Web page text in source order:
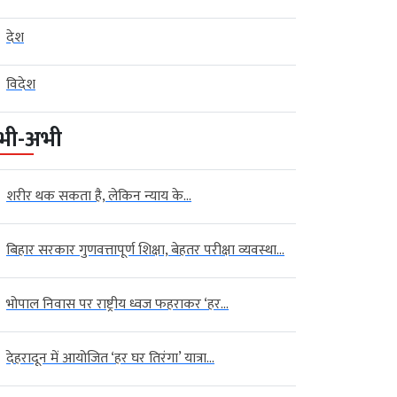
देश
विदेश
अभी
शरीर थक सकता है, लेकिन न्याय के...
बिहार सरकार गुणवत्तापूर्ण शिक्षा, बेहतर परीक्षा व्यवस्था...
भोपाल निवास पर राष्ट्रीय ध्वज फहराकर ‘हर...
देहरादून में आयोजित ‘हर घर तिरंगा’ यात्रा...